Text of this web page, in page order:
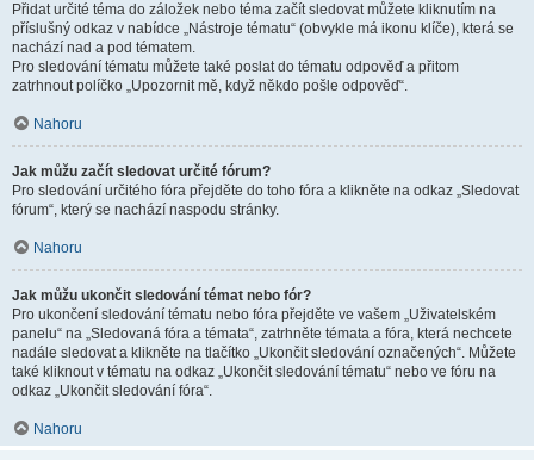
Přidat určité téma do záložek nebo téma začít sledovat můžete kliknutím na
příslušný odkaz v nabídce „Nástroje tématu“ (obvykle má ikonu klíče), která se
nachází nad a pod tématem.
Pro sledování tématu můžete také poslat do tématu odpověď a přitom
zatrhnout políčko „Upozornit mě, když někdo pošle odpověď“.
Nahoru
Jak můžu začít sledovat určité fórum?
Pro sledování určitého fóra přejděte do toho fóra a klikněte na odkaz „Sledovat
fórum“, který se nachází naspodu stránky.
Nahoru
Jak můžu ukončit sledování témat nebo fór?
Pro ukončení sledování tématu nebo fóra přejděte ve vašem „Uživatelském
panelu“ na „Sledovaná fóra a témata“, zatrhněte témata a fóra, která nechcete
nadále sledovat a klikněte na tlačítko „Ukončit sledování označených“. Můžete
také kliknout v tématu na odkaz „Ukončit sledování tématu“ nebo ve fóru na
odkaz „Ukončit sledování fóra“.
Nahoru